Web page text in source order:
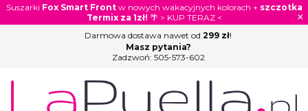
Suszarki Fox Smart Frontw nowych wakacyjnych kolorach + szczotka
Termix za 1zł! 🌴 > KUP TERAZ < ×
Darmowa dostawa nawet od 299 zł!
Masz pytania?
Zadzwoń: 505-573-602